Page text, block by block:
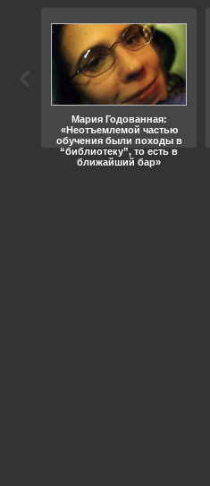
Мария Годованная:
«Неотъемлемой частью
обучения были походы в
“библиотеку”, то есть в
ближайший бар»